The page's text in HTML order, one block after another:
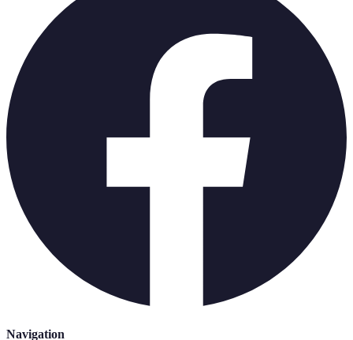
Navigation